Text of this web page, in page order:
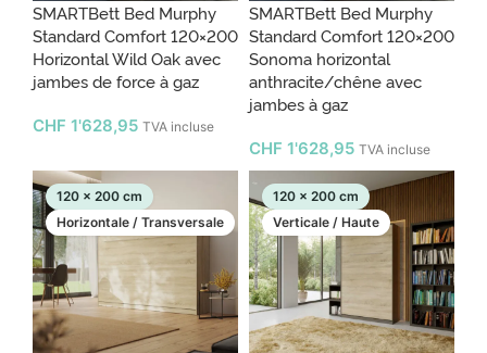
SMARTBett Bed Murphy
Standard Comfort 120×200
Horizontal Wild Oak avec
jambes de force à gaz
CHF 1'628,95 TVA incluse
SMARTBett Bed Murphy
Standard Comfort 120×200
Sonoma horizontal
anthracite/chêne avec
jambes à gaz
CHF 1'628,95 TVA incluse
120 x 200 cm
Horizontale / Transversale
120 x 200 cm
Verticale / Haute